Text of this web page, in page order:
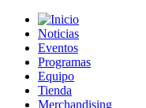
Noticias
Eventos
Programas
Equipo
Tienda
Merchandising